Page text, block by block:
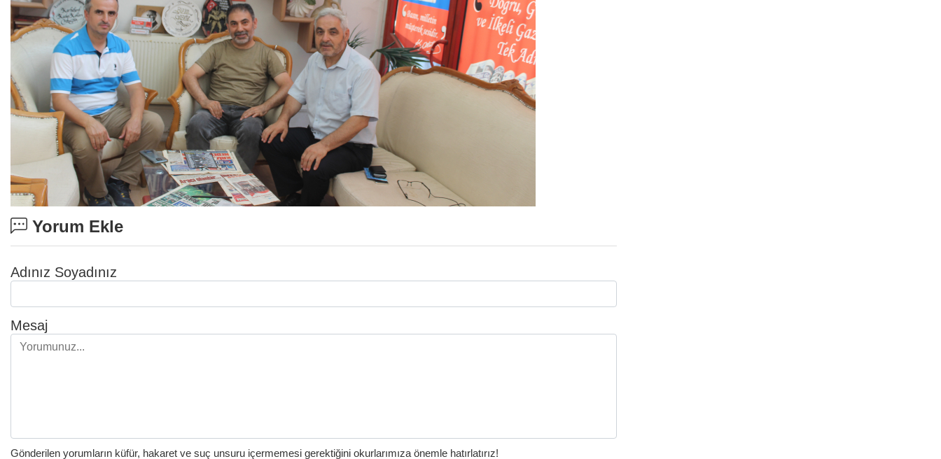
Yorum Ekle
Adınız Soyadınız
Mesaj
Gönderilen yorumların küfür, hakaret ve suç unsuru içermemesi gerektiğini okurlarımıza önemle hatırlatırız!